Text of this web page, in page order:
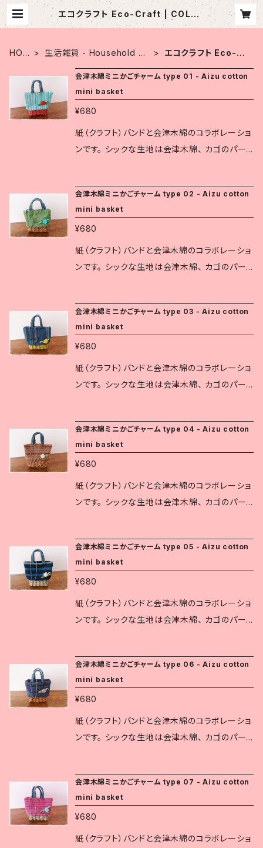
エコクラフト Eco-Craft | COLOR
FUL
HOM
生活雑貨 - Household Go
エコクラフト Eco-Cr
会津木綿ミニかごチャーム type 01 - Aizu cotton
mini basket
¥680
紙（クラフト）バンドと会津木綿のコラボレーショ
ンです。 シックな生地は会津木綿、 カゴのパー
色々なシーンでさりげなく個性を主張します。 道
の駅や観光地の土産店では人気の商品です。 お
およそのサイズ： 縦8㎝(グリップも含む) × 横6
㎝ × 奥行1.5～2㎝ ※会津木綿は福島県指定伝
統工芸品です。 紺地に白い縞を織りなすものが
す。 白虎隊も会津木綿の着物を着ていたと伝え
られています。
会津木綿ミニかごチャーム type 02 - Aizu cotton
mini basket
¥680
紙（クラフト）バンドと会津木綿のコラボレーショ
ンです。 シックな生地は会津木綿、 カゴのパー
色々なシーンでさりげなく個性を主張します。 道
の駅や観光地の土産店では人気の商品です。 お
およそのサイズ： 縦8㎝(グリップも含む) × 横6
㎝ × 奥行1.5～2㎝ ※会津木綿は福島県指定伝
統工芸品です。 紺地に白い縞を織りなすものが
す。 白虎隊も会津木綿の着物を着ていたと伝え
られています。
会津木綿ミニかごチャーム type 03 - Aizu cotton
mini basket
¥680
紙（クラフト）バンドと会津木綿のコラボレーショ
ンです。 シックな生地は会津木綿、 カゴのパー
色々なシーンでさりげなく個性を主張します。 道
の駅や観光地の土産店では人気の商品です。 お
およそのサイズ： 縦8㎝(グリップも含む) × 横6
㎝ × 奥行1.5～2㎝ ※会津木綿は福島県指定伝
統工芸品です。 紺地に白い縞を織りなすものが
す。 白虎隊も会津木綿の着物を着ていたと伝え
られています。
会津木綿ミニかごチャーム type 04 - Aizu cotton
mini basket
¥680
紙（クラフト）バンドと会津木綿のコラボレーショ
ンです。 シックな生地は会津木綿、 カゴのパー
色々なシーンでさりげなく個性を主張します。 道
の駅や観光地の土産店では人気の商品です。 お
およそのサイズ： 縦8㎝(グリップも含む) × 横6
㎝ × 奥行1.5～2㎝ ※会津木綿は福島県指定伝
統工芸品です。 紺地に白い縞を織りなすものが
す。 白虎隊も会津木綿の着物を着ていたと伝え
られています。
会津木綿ミニかごチャーム type 05 - Aizu cotton
mini basket
¥680
紙（クラフト）バンドと会津木綿のコラボレーショ
ンです。 シックな生地は会津木綿、 カゴのパー
色々なシーンでさりげなく個性を主張します。 道
の駅や観光地の土産店では人気の商品です。 お
およそのサイズ： 縦8㎝(グリップも含む) × 横6
㎝ × 奥行1.5～2㎝ ※会津木綿は福島県指定伝
統工芸品です。 紺地に白い縞を織りなすものが
す。 白虎隊も会津木綿の着物を着ていたと伝え
られています。
会津木綿ミニかごチャーム type 06 - Aizu cotton
mini basket
¥680
紙（クラフト）バンドと会津木綿のコラボレーショ
ンです。 シックな生地は会津木綿、 カゴのパー
色々なシーンでさりげなく個性を主張します。 道
の駅や観光地の土産店では人気の商品です。 お
およそのサイズ： 縦8㎝(グリップも含む) × 横6
㎝ × 奥行1.5～2㎝ ※会津木綿は福島県指定伝
会津木綿ミニかごチャーム type 07 - Aizu cotton
mini basket
¥680
紙（クラフト）バンドと会津木綿のコラボレーショ